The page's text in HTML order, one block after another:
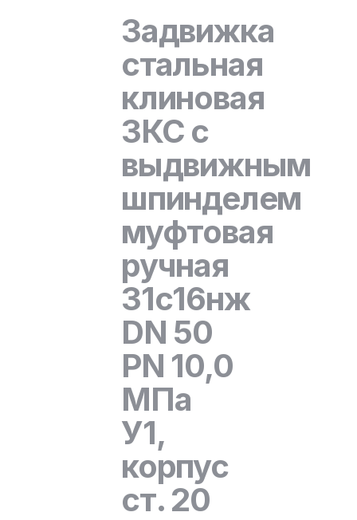
Задвижка
стальная
клиновая
ЗКС с
выдвижным
шпинделем
муфтовая
ручная
31с16нж
DN 50
PN 10,0
МПа
У1,
корпус
ст. 20